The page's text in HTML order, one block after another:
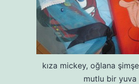
kıza mickey, oğlana
mutlu bir yuva